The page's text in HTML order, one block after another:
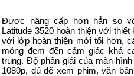
Được nâng cấp hơn hẳn so
Latitude 3520 hoàn thiện với
với lớp hoàn thiện mới tối hơn,
mỏng đem đến cảm giác khá
trung. Độ phân giải của màn
1080p, đủ để xem phim, văn